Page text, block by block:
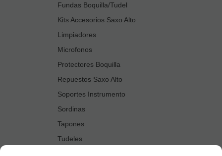
Fundas Boquilla/Tudel
Kits Accesorios Saxo Alto
Limpiadores
Microfonos
Protectores Boquilla
Repuestos Saxo Alto
Soportes Instrumento
Sordinas
Tapones
Tudeles